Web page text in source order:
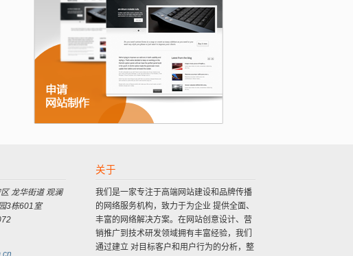
龙华街道 观澜
3栋601室
关于
我们是一家专注于高端网站建设和品牌传播
的网络服务机构，致力于为企业 提供全面、
丰富的网络解决方案。在网站创意设计、营
销推广到技术研发领域拥有丰富经验，我们
通过建立 对目标客户和用户行为的分析，整